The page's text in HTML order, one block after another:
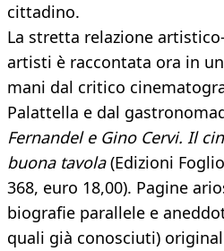
cittadino.
La stretta relazione
artisti è raccontata ora in
mani dal critico
Palattella e dal
Fernandel e Gino Cervi. Il
buona tavola(Edizioni
368, euro 18,00). Pagine
biografie parallele e
quali già conosciuti)